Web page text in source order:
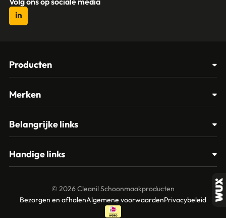
Producten
Glasbewassing
Materialen
Papier – Dispensers - Toiletinrichting
Merken
Spectro
Vikan
Vileda
Belangrijke links
Contact
Mijn account
Handige links
Over ons
© 2026 Cleanil Schoonmaakproducten
Bezorgen en afhalenAlgemene voorwaardenPrivacybeleid